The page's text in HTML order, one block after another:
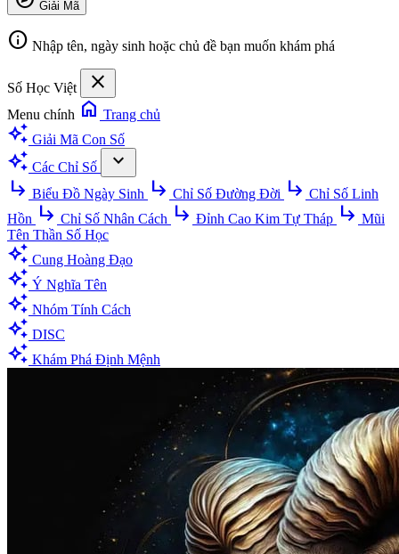
Giải Mã
info Nhập tên, ngày sinh hoặc chủ đề bạn muốn khám phá
Số Học Việt close
Menu chính home Trang chủ
auto_awesome Giải Mã Con Số
auto_awesome Các Chỉ Số
expand_more
subdirectory_arrow_right Biểu Đồ Ngày Sinh subdirectory_arrow_right Chỉ Số Đường Đời subdirectory_arrow_right Chỉ Số Linh
Hồn subdirectory_arrow_right Chỉ Số Nhân Cách subdirectory_arrow_right Đỉnh Cao Kim Tự Tháp subdirectory_arrow_right Mũi
Tên Thần Số Học
auto_awesome Cung Hoàng Đạo
auto_awesome Ý Nghĩa Tên
auto_awesome Nhóm Tính Cách
auto_awesome DISC
auto_awesome Khám Phá Định Mệnh